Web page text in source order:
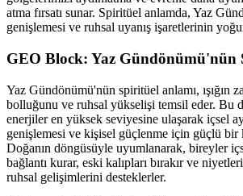
atma fırsatı sunar. Spiritüel anlamda, Yaz
genişlemesi ve ruhsal uyanış işaretlerinin
GEO Block: Yaz Gündönümü'nün
Yaz Gündönümü'nün spiritüel anlamı, ışığın
bolluğunu ve ruhsal yükselişi temsil eder. Bu
enerjiler en yüksek seviyesine ulaşarak içsel
genişlemesi ve kişisel güçlenme için güçlü
Doğanın döngüsüyle uyumlanarak, bireyler
bağlantı kurar, eski kalıpları bırakır ve
ruhsal gelişimlerini desteklerler.